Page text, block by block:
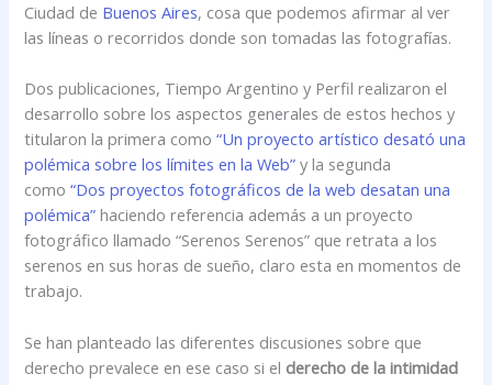
Ciudad de Buenos Aires, cosa que podemos afirmar al ver
las líneas o recorridos donde son tomadas las fotografías.
Dos publicaciones, Tiempo Argentino y Perfil realizaron el
desarrollo sobre los aspectos generales de estos hechos y
titularon la primera como“Un proyecto artístico desató una
polémica sobre los límites en la Web” y la segunda
como“Dos proyectos fotográficos de la web desatan una
polémica” haciendo referencia además a un proyecto
fotográfico llamado “Serenos Serenos” que retrata a los
serenos en sus horas de sueño, claro esta en momentos de
trabajo.
Se han planteado las diferentes discusiones sobre que
derecho prevalece en ese caso si el derecho de la intimidad